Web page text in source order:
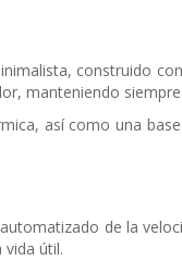
construido
manteniendo
así como una
de la
útil.